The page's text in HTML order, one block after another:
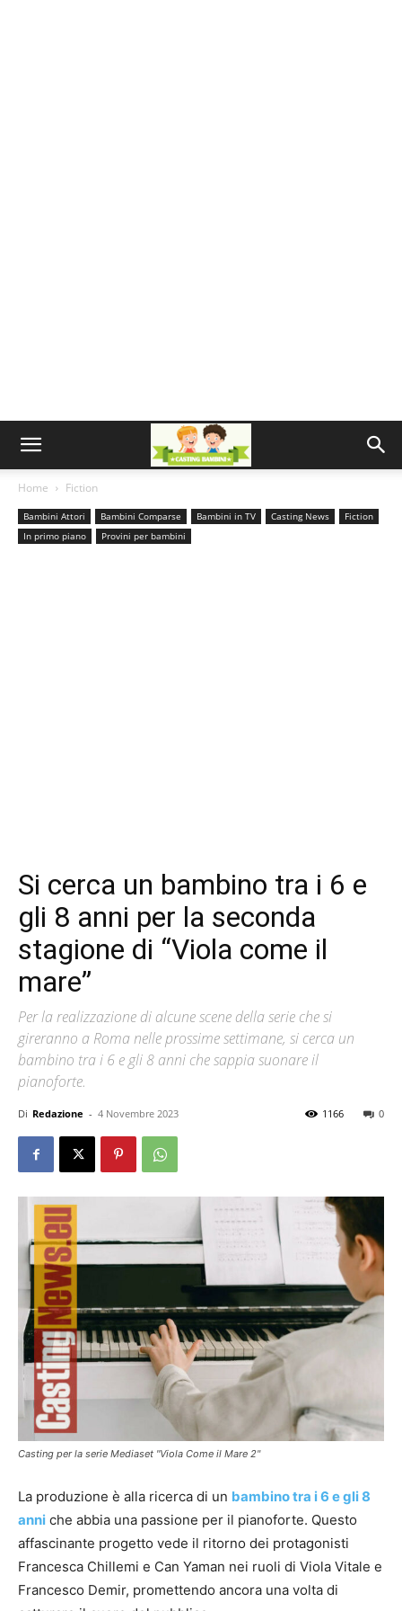
Home Fiction
Bambini Attori Bambini Comparse Bambini in TV Casting News
Fiction
In primo piano
Provini per bambini
Si cerca un bambino tra i 6 e
gli 8 anni per la seconda
stagione di “Viola come il
mare”
Per la realizzazione di alcune scene della serie che si
gireranno a Roma nelle prossime settimane, si cerca un
bambino tra i 6 e gli 8 anni che sappia suonare il
pianoforte.
Di Redazione - 4 Novembre 2023 0
1166
Casting per la serie Mediaset "Viola Come il Mare 2"
La produzione è alla ricerca di un bambino tra i 6 e gli 8
anni che abbia una passione per il pianoforte. Questo
affascinante progetto vede il ritorno dei protagonisti
Francesca Chillemi e Can Yaman nei ruoli di Viola Vitale e
Francesco Demir, promettendo ancora una volta di